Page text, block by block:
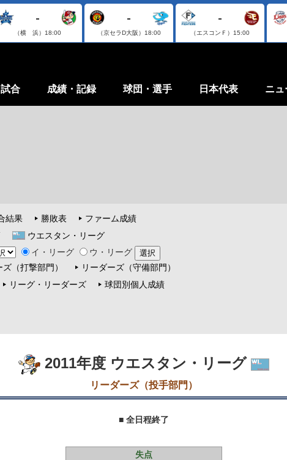
-
（横 浜） 18:00
-
（京セラD大阪） 18:00
-
（エスコンＦ） 15:00
試合 成績・記録 球団・選手 日本代表 ニュ
結果 勝敗表
ファーム成績
ウエスタン・リーグ
イ・リーグ
ウ・リーグ
ズ（打撃部門）
リーダーズ（守備部門）
リーグ・リーダーズ
球団別個人成績
2011年度 ウエスタン・リーグ
リーダーズ（投手部門）
■ 全日程終了
失点